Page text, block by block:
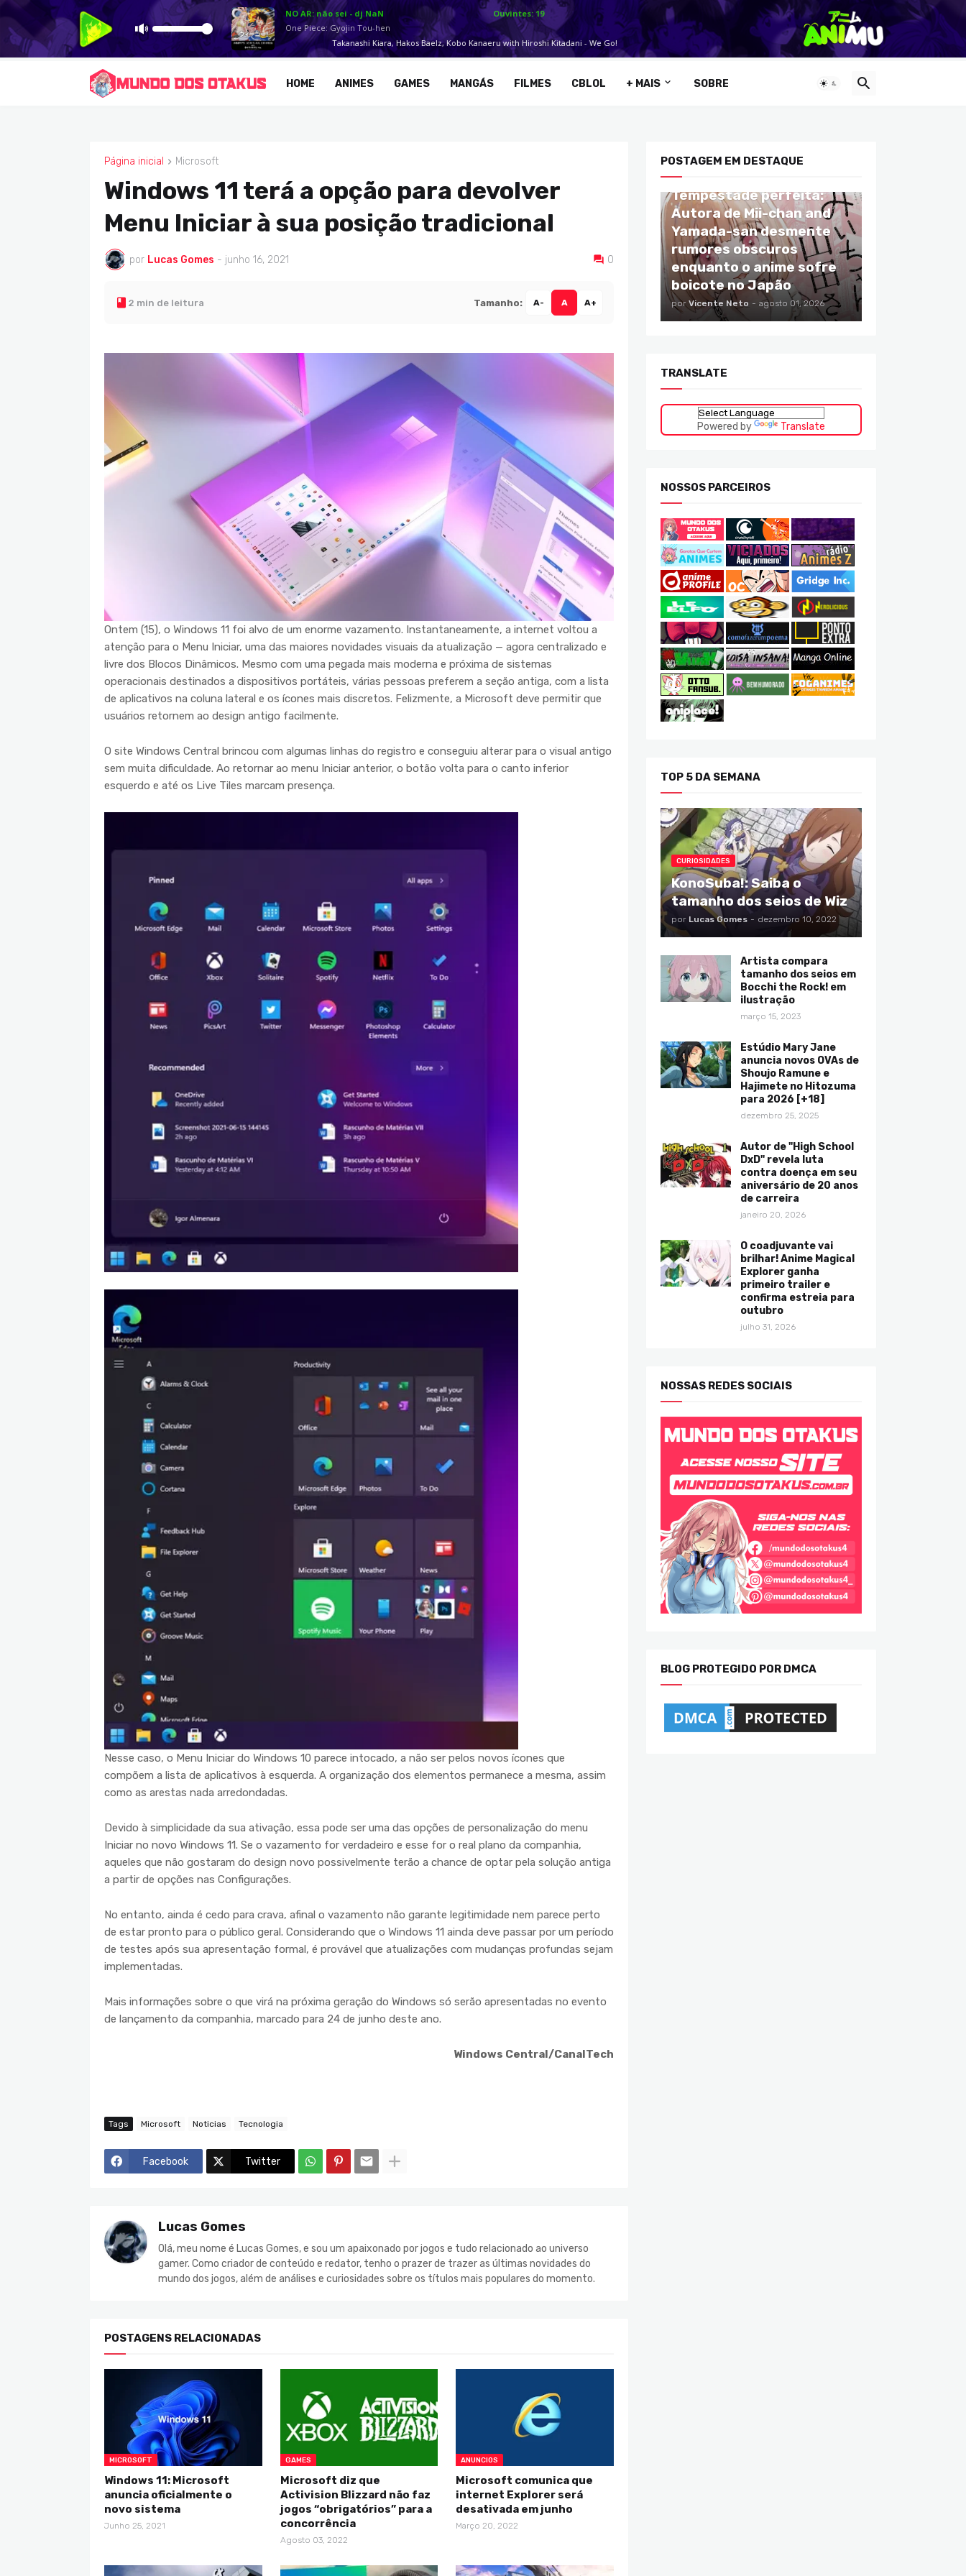
HOME ANIMES GAMES MANGÁS FILMES CBLOL + MAIS SOBRE
Página inicial Microsoft
MICROSOFT
Windows 11 terá a opção para devolver
Menu Iniciar à sua posição tradicional
por Lucas Gomes - junho 16, 2021 0
2 min de leitura Tamanho: A- A A+
Ontem (15), o Windows 11 foi alvo de um enorme vazamento. Instantaneamente, a internet voltou a
atenção para o Menu Iniciar, uma das maiores novidades visuais da atualização — agora centralizado e
livre dos Blocos Dinâmicos. Mesmo com uma pegada mais moderna e próxima de sistemas
operacionais destinados a dispositivos portáteis, várias pessoas preferem a seção antiga, com a lista
de aplicativos na coluna lateral e os ícones mais discretos. Felizmente, a Microsoft deve permitir que
usuários retornem ao design antigo facilmente.
O site Windows Central brincou com algumas linhas do registro e conseguiu alterar para o visual antigo
sem muita dificuldade. Ao retornar ao menu Iniciar anterior, o botão volta para o canto inferior
esquerdo e até os Live Tiles marcam presença.
Nesse caso, o Menu Iniciar do Windows 10 parece intocado, a não ser pelos novos ícones que
compõem a lista de aplicativos à esquerda. A organização dos elementos permanece a mesma, assim
como as arestas nada arredondadas.
Devido à simplicidade da sua ativação, essa pode ser uma das opções de personalização do menu
Iniciar no novo Windows 11. Se o vazamento for verdadeiro e esse for o real plano da companhia,
aqueles que não gostaram do design novo possivelmente terão a chance de optar pela solução antiga
a partir de opções nas Configurações.
No entanto, ainda é cedo para crava, afinal o vazamento não garante legitimidade nem parece perto
de estar pronto para o público geral. Considerando que o Windows 11 ainda deve passar por um período
de testes após sua apresentação formal, é provável que atualizações com mudanças profundas sejam
implementadas.
Mais informações sobre o que virá na próxima geração do Windows só serão apresentadas no evento
de lançamento da companhia, marcado para 24 de junho deste ano.
Windows Central/CanalTech
Tags Microsoft Noticias Tecnologia
Facebook Twitter
Lucas Gomes
Olá, meu nome é Lucas Gomes, e sou um apaixonado por jogos e tudo relacionado ao universo
gamer. Como criador de conteúdo e redator, tenho o prazer de trazer as últimas novidades do
mundo dos jogos, além de análises e curiosidades sobre os títulos mais populares do momento.
POSTAGENS RELACIONADAS
MICROSOFT
Windows 11: Microsoft
anuncia oficialmente o
novo sistema
Junho 25, 2021
GAMES
Microsoft diz que
Activision Blizzard não faz
jogos “obrigatórios” para a
concorrência
Agosto 03, 2022
ANUNCIOS
Microsoft comunica que
internet Explorer será
desativada em junho
Março 20, 2022
POSTAGEM EM DESTAQUE
Tempestade perfeita:
Autora de Mii-chan and
Yamada-san desmente
rumores obscuros
enquanto o anime sofre
boicote no Japão
por Vicente Neto - agosto 01, 2026
TRANSLATE
Powered by Translate
NOSSOS PARCEIROS
TOP 5 DA SEMANA
CURIOSIDADES
KonoSuba!: Saiba o
tamanho dos seios de Wiz
por Lucas Gomes - dezembro 10, 2022
Artista compara
tamanho dos seios em
Bocchi the Rock! em
ilustração
março 15, 2023
Estúdio Mary Jane
anuncia novos OVAs de
Shoujo Ramune e
Hajimete no Hitozuma
para 2026 [+18]
dezembro 25, 2025
Autor de "High School
DxD" revela luta
contra doença em seu
aniversário de 20 anos
de carreira
janeiro 20, 2026
O coadjuvante vai
brilhar! Anime Magical
Explorer ganha
primeiro trailer e
confirma estreia para
outubro
julho 31, 2026
NOSSAS REDES SOCIAIS
BLOG PROTEGIDO POR DMCA